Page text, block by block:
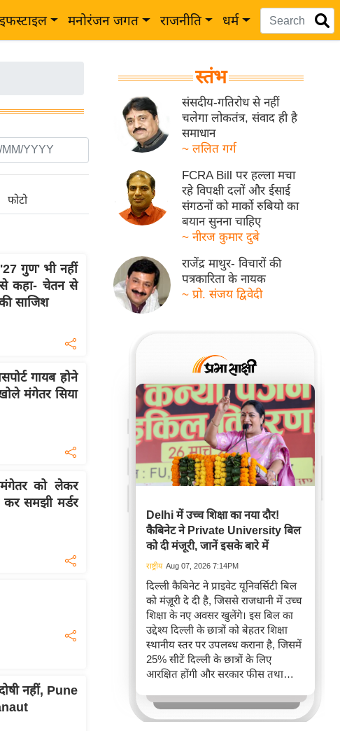
मनोरंजन जगत राजनीति धर्म
फोटो
गुण' भी नहीं
से कहा- चेतन से
साजिश
गायब होने
मंगेतर सिया
को लेकर
कर समझी मर्डर
नहीं, Pune
स्तंभ
संसदीय-गतिरोध से नहीं
चलेगा लोकतंत्र, संवाद ही है
समाधान
~ ललित गर्ग
FCRA Bill पर हल्ला मचा
रहे विपक्षी दलों और ईसाई
संगठनों को मार्को रुबियो का
बयान सुनना चाहिए
~ नीरज कुमार दुबे
राजेंद्र माथुर- विचारों की
पत्रकारिता के नायक
~ प्रो. संजय द्विवेदी
Delhi में उच्च शिक्षा का नया दौर!
कैबिनेट ने Private University बिल
को दी मंजूरी, जानें इसके बारे में
राष्ट्रीय Aug 07, 2026 7:14PM
दिल्ली कैबिनेट ने प्राइवेट यूनिवर्सिटी बिल
को मंज़ूरी दे दी है, जिससे राजधानी में उच्च
शिक्षा के नए अवसर खुलेंगे। इस बिल का
उद्देश्य दिल्ली के छात्रों को बेहतर शिक्षा
स्थानीय स्तर पर उपलब्ध कराना है, जिसमें
25% सीटें दिल्ली के छात्रों के लिए
आरक्षित होंगी और सरकार फीस तथा
कदम एनईपी 2020 के तहत दिल्ली में
शिक्षा के विस्तार का मार्ग प्रशस्त करेगा।